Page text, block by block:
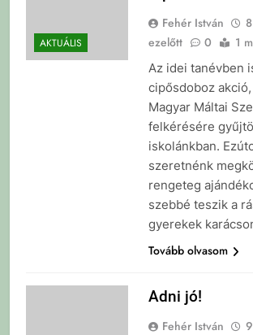
AKTUÁLIS
Fehér István
ezelőtt
0 1
Az idei tanévben
cipősdoboz
Magyar Máltai
felkérésére
iskolánkban.
szeretnénk
rengeteg
szebbé teszik a
gyerekek
Tovább olvasom
Adni jó!
Fehér István